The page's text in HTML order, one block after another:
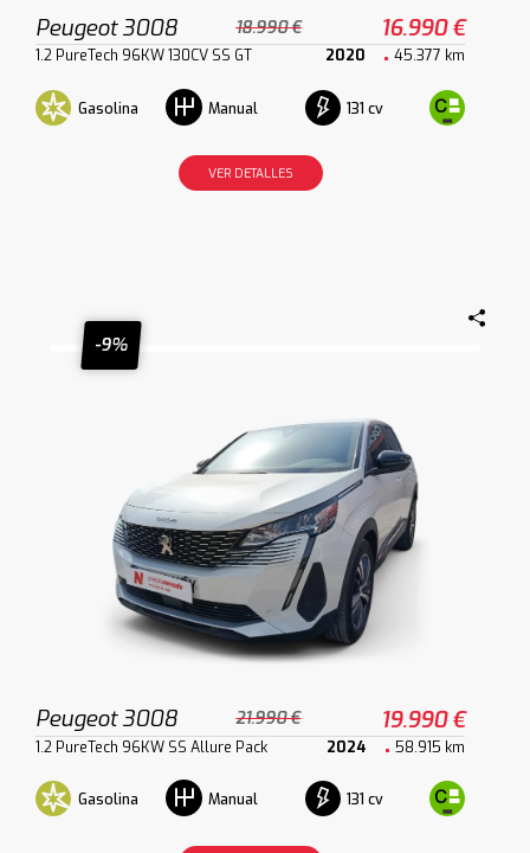
Peugeot 3008 18.990 € 16.990 €
1.2 PureTech 96KW 130CV SS GT 2020 45.377 km
Gasolina Manual 131 cv
VER DETALLES
-9%
Peugeot 3008 21.990 € 19.990 €
1.2 PureTech 96KW SS Allure Pack 2024 58.915 km
Gasolina Manual 131 cv